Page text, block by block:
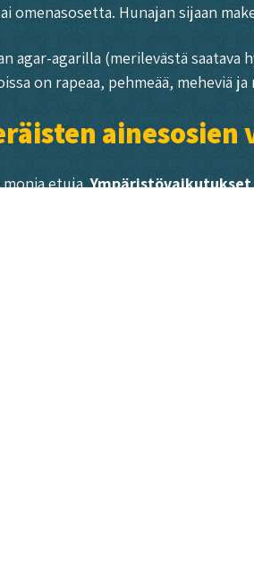
omenasosetta. Hunajan sijaan
agar-agarilla (merilevästä
on rapeaa, pehmeää, meheviä
ainesosien
monia etuja.Ympäristövaikutukset